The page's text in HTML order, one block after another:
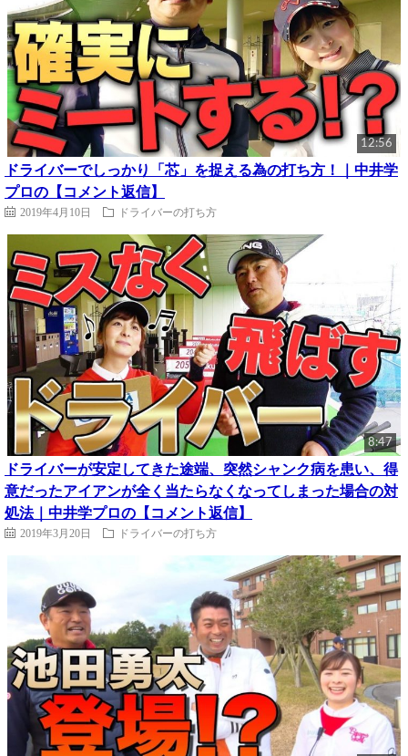
12:56
ドライバーでしっかり「芯」を捉える為の打ち方！｜中井学
プロの【コメント返信】
2019年4月10日 ドライバーの打ち方
8:47
ドライバーが安定してきた途端、突然シャンク病を患い、得
意だったアイアンが全く当たらなくなってしまった場合の対
処法｜中井学プロの【コメント返信】
2019年3月20日 ドライバーの打ち方